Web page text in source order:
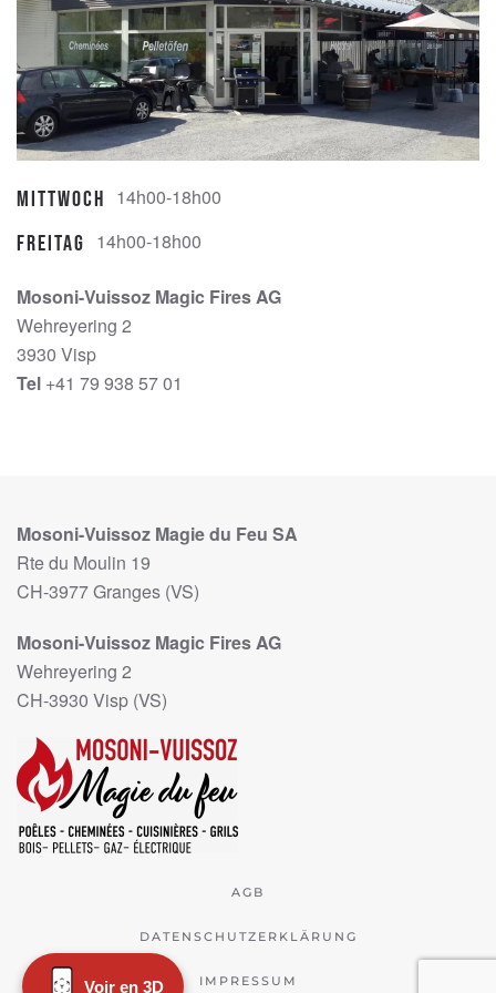
Mittwoch 14h00-18h00
Freitag 14h00-18h00
Mosoni-Vuissoz Magic Fires AG
Wehreyering 2
3930 Visp
Tel +41 79 938 57 01
Mosoni-Vuissoz Magie du Feu SA
Rte du Moulin 19
CH-3977 Granges (VS)
Mosoni-Vuissoz Magic Fires AG
Wehreyering 2
CH-3930 Visp (VS)
AGB
DATENSCHUTZERKLÄRUNG
IMPRESSUM
Voir en 3D